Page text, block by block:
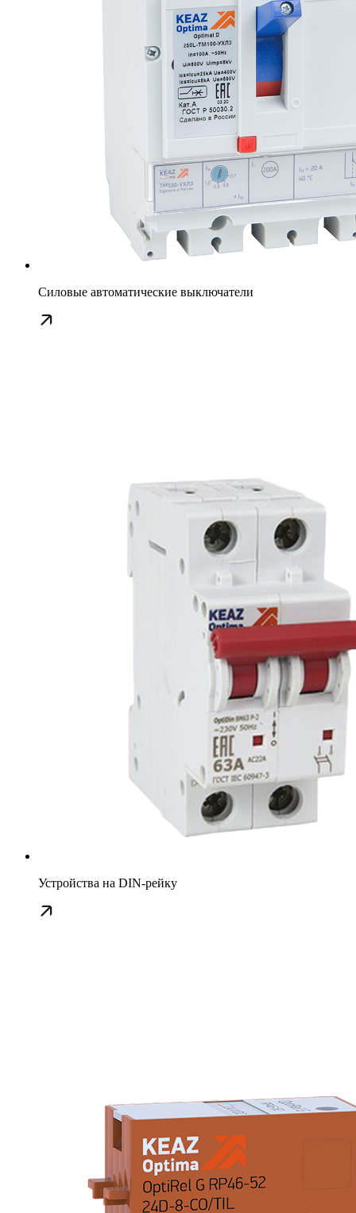
Силовые автоматические выключатели
Устройства на DIN-рейку